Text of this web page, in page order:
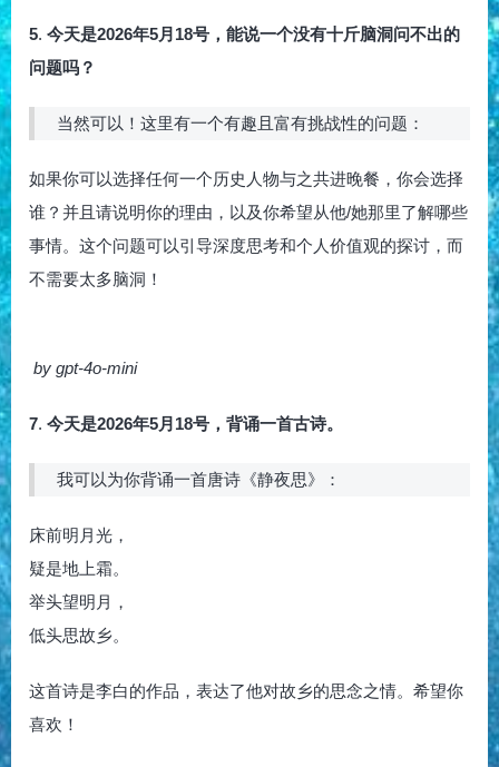
5. 今天是2026年5月18号，能说一个没有十斤脑洞问不出的
问题吗？
当然可以！这里有一个有趣且富有挑战性的问题：
如果你可以选择任何一个历史人物与之共进晚餐，你会选择
谁？并且请说明你的理由，以及你希望从他/她那里了解哪些
事情。这个问题可以引导深度思考和个人价值观的探讨，而
不需要太多脑洞！
by gpt-4o-mini
7. 今天是2026年5月18号，背诵一首古诗。
我可以为你背诵一首唐诗《静夜思》：
床前明月光，
疑是地上霜。
举头望明月，
低头思故乡。
这首诗是李白的作品，表达了他对故乡的思念之情。希望你
喜欢！